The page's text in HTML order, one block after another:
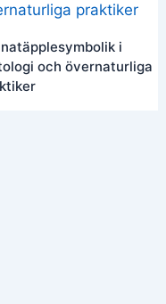
i
och övernaturliga